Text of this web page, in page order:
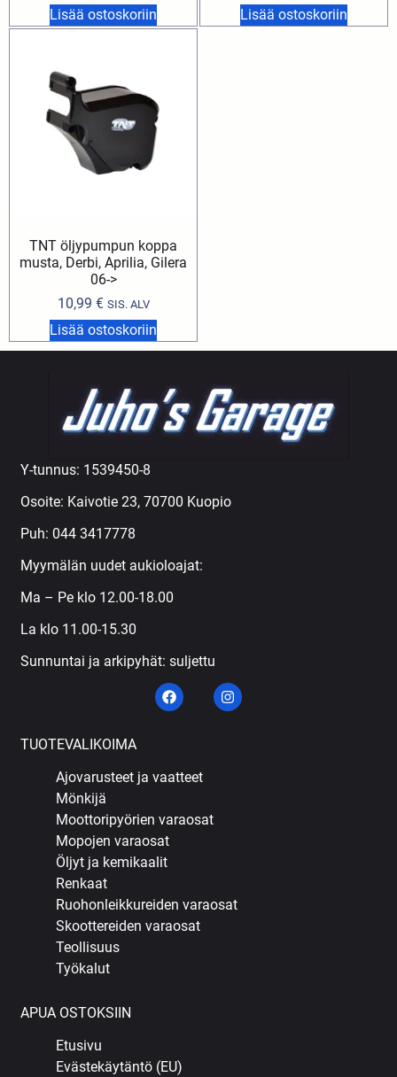
Lisää ostoskoriin Lisää ostoskoriin
TNT öljypumpun koppa
musta, Derbi, Aprilia, Gilera
06->
10,99 € SIS. ALV
Lisää ostoskoriin
Y-tunnus: 1539450-8
Osoite: Kaivotie 23, 70700 Kuopio
Puh: 044 3417778
Myymälän uudet aukioloajat:
Ma – Pe klo 12.00-18.00
La klo 11.00-15.30
Sunnuntai ja arkipyhät: suljettu
TUOTEVALIKOIMA
Ajovarusteet ja vaatteet
Mönkijä
Moottoripyörien varaosat
Mopojen varaosat
Öljyt ja kemikaalit
Renkaat
Ruohonleikkureiden varaosat
Skoottereiden varaosat
Teollisuus
Työkalut
APUA OSTOKSIIN
Etusivu
Evästekäytäntö (EU)